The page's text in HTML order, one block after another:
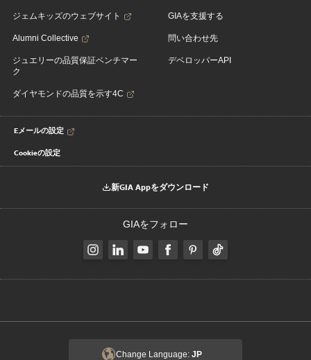
ジェムキッズのウェブサイト
Alumni Collective
ジュエリーの品質保証ベンチマー
ク
ダイヤモンドの品質を示す4C
GIAを支援する
問い合わせ先
デベロッパーAPI
Eメールの設定
Cookieの設定
新GIA Appをダウンロード
GIAをフォロー
Change Language: JP